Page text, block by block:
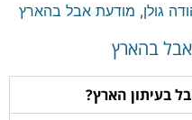
גולן, מודעת אבל בהארץ
בהארץ
בעיתון הארץ?